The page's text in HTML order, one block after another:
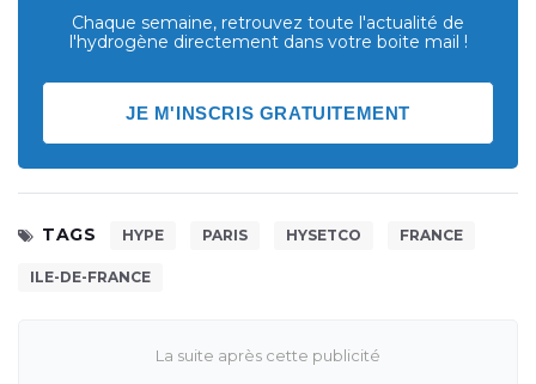
Chaque semaine, retrouvez toute l'actualité de
l'hydrogène directement dans votre boite mail !
JE M'INSCRIS GRATUITEMENT
TAGS HYPE PARIS HYSETCO FRANCE
ILE-DE-FRANCE